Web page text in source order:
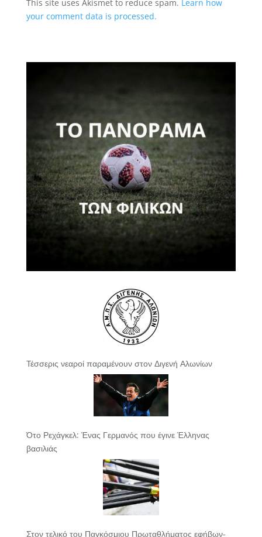
This site uses Akismet to reduce spam.
Learn how
your comment data is processed.
Τέσσερις νεαροί παραμένουν στον Διγενή Αλωνίων
Ότο Ρεχάγκελ: Ένας Γερμανός που έγινε Έλληνας
βασιλιάς
Στον τελικό του Παγκόσμιου Πρωταθλήματος εφήβων-